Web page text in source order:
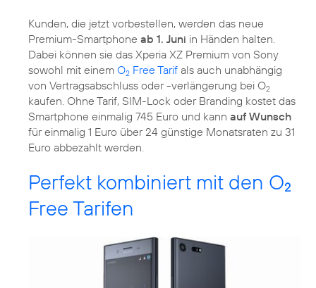
Kunden, die jetzt vorbestellen, werden das neue
Premium-Smartphone ab 1. Juni in Händen halten.
Dabei können sie das Xperia XZ Premium von Sony
sowohl mit einem O2 Free Tarif als auch unabhängig
von Vertragsabschluss oder -verlängerung bei O2
kaufen. Ohne Tarif, SIM-Lock oder Branding kostet das
Smartphone einmalig 745 Euro und kann auf Wunsch
für einmalig 1 Euro über 24 günstige Monatsraten zu 31
Euro abbezahlt werden.
Perfekt kombiniert mit den O2
Free Tarifen